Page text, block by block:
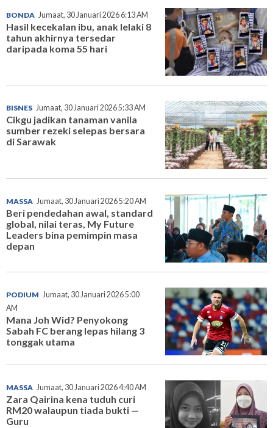
BONDA Jumaat, 30 Januari 2026 6:13 AM
Hasil kecekalan ibu, anak lelaki 8
tahun akhirnya tersedar
daripada koma 55 hari
BISNES Jumaat, 30 Januari 2026 5:33 AM
Cikgu jadikan tanaman vanila
sumber rezeki selepas bersara
di Sarawak
MASSA Jumaat, 30 Januari 2026 5:20 AM
Beri pendedahan awal, standard
global, nilai teras, My Future
Leaders bina pemimpin masa
depan
PODIUM Jumaat, 30 Januari 2026 5:00
AM
Mana Joh Wid? Penyokong
Sabah FC berang lepas hilang 3
tonggak utama
MASSA Jumaat, 30 Januari 2026 4:40 AM
Zara Qairina kena tuduh curi
RM20 walaupun tiada bukti —
Guru